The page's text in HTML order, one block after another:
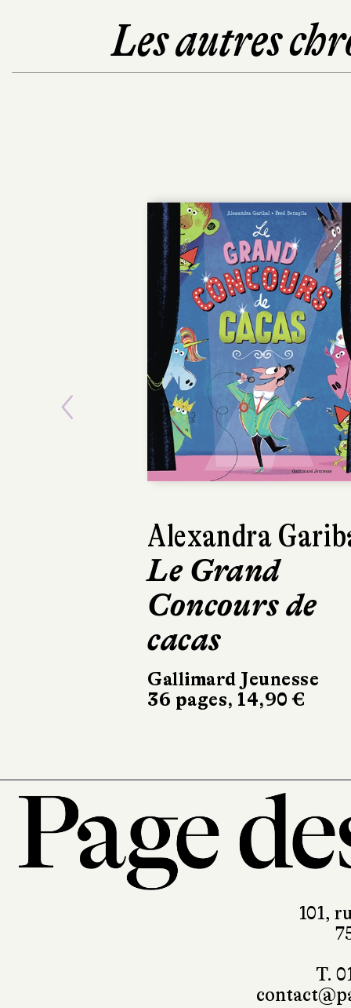
Les autres
Alexandra
Le Grand
Concours de
cacas
Gallimard Jeunesse
36 pages, 14,90 €
Laëtitia Sivi
Les
Byton
3
Fleurus
344 pages, 17,95
Previous
101,
T.